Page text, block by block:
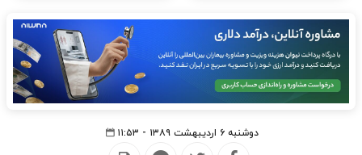
دوشنبه ۶ اردیبهشت ۱۳۸۹ - ۱۱:۵۳